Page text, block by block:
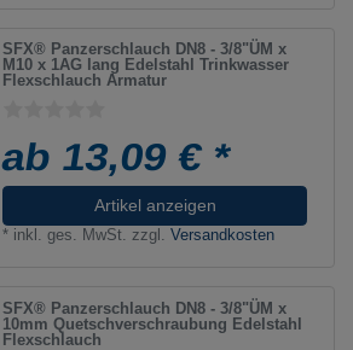
SFX® Panzerschlauch DN8 - 3/8"ÜM x
M10 x 1AG lang Edelstahl Trinkwasser
Flexschlauch Armatur
ab 13,09 € *
Artikel anzeigen
* inkl. ges. MwSt. zzgl.Versandkosten
SFX® Panzerschlauch DN8 - 3/8"ÜM x
10mm Quetschverschraubung Edelstahl
Flexschlauch